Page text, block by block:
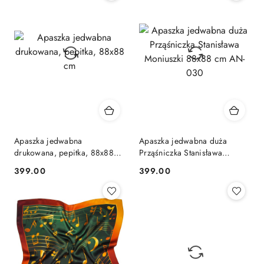
Apaszka jedwabna
drukowana, pepitka, 88x88
Cena:
399.00
Apaszka jedwabna duża
Prząśniczka Stanisława
Cena:
399.00